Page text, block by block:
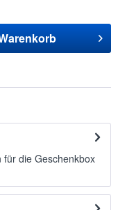
die Geschenkbox